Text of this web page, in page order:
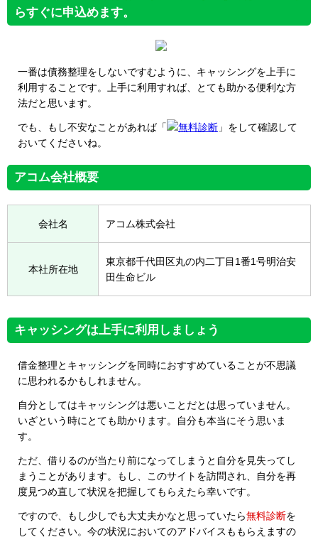
らすぐに申込めます。
一番は債務整理をしないですむように、キャッシングを上手に
利用することです。上手に利用すれば、とても助かる便利な方
法だと思います。
でも、もし不安なことがあれば「 無料診断 」をして確認して
おいてくださいね。
アコム会社概要
会社名 アコム株式会社
本社所在地
東京都千代田区丸の内二丁目1番1号明治安
田生命ビル
キャッシングは上手に利用しましょう
借金整理とキャッシングを同時におすすめていることが不思議
に思われるかもしれません。
自分としてはキャッシングは悪いことだとは思っていません。
いざという時にとても助かります。自分も本当にそう思いま
す。
ただ、借りるのが当たり前になってしまうと自分を見失ってし
まうことがあります。もし、このサイトを訪問され、自分を再
度見つめ直して状況を把握してもらえたら幸いです。
ですので、もし少しでも大丈夫かなと思っていたら無料診断を
してください。今の状況においてのアドバイスももらえますの